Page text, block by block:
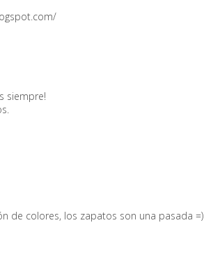
siempre!
de colores, los zapatos son una pasada =)